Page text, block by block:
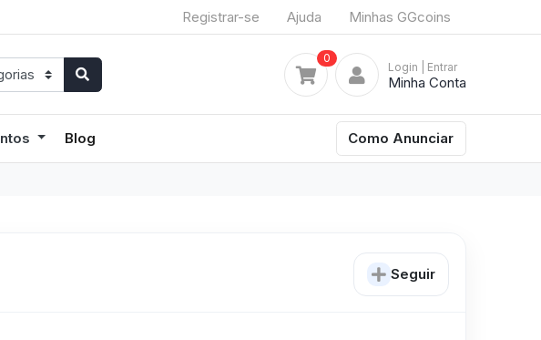
Registrar-se Ajuda Minhas GGcoins
0
Login | Entrar
Minha Conta
Blog Como Anunciar
Seguir